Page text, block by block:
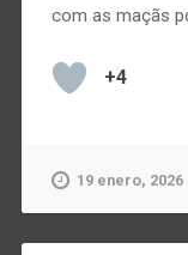
com as maçãs
+4
19 enero, 2026